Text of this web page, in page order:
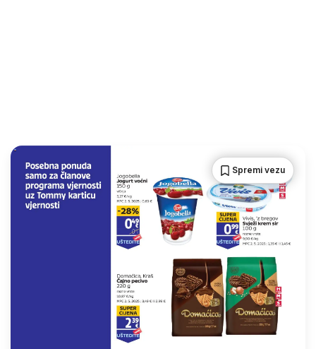
Spremi vezu